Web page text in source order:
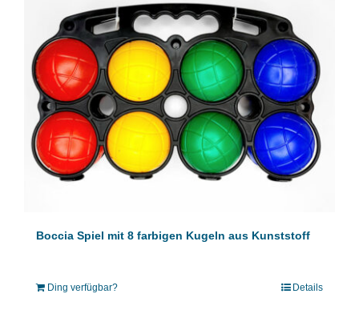
Boccia Spiel mit 8 farbigen Kugeln aus Kunststoff
Ding verfügbar? Details